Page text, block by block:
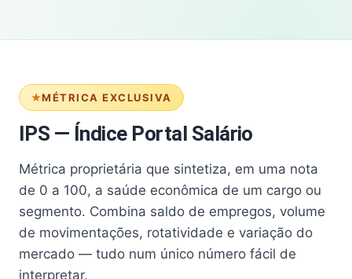
MÉTRICA EXCLUSIVA
IPS — Índice Portal Salário
Métrica proprietária que sintetiza, em uma nota
de 0 a 100, a saúde econômica de um cargo ou
segmento. Combina saldo de empregos, volume
de movimentações, rotatividade e variação do
mercado — tudo num único número fácil de
interpretar.